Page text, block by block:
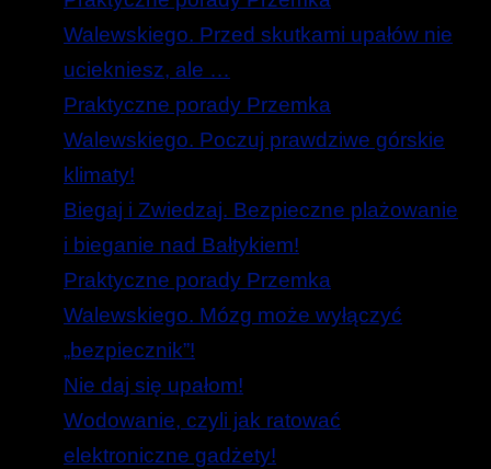
Walewskiego. Przed skutkami upałów nie
uciekniesz, ale …
Praktyczne porady Przemka
Walewskiego. Poczuj prawdziwe górskie
klimaty!
Biegaj i Zwiedzaj. Bezpieczne plażowanie
i bieganie nad Bałtykiem!
Praktyczne porady Przemka
Walewskiego. Mózg może wyłączyć
„bezpiecznik”!
Nie daj się upałom!
Wodowanie, czyli jak ratować
elektroniczne gadżety!